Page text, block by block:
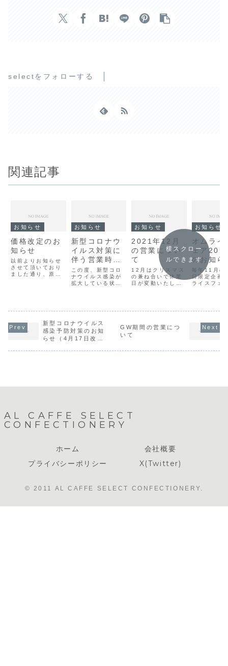
selectをフォローする
関連記事
お知らせ
価格改定のお
知らせ
以前よりお知らせ
させて頂いており
ました通り、原材
ページのケーキ紹
介ページよりご確
認ください。ラン
チメニュー・常時
お知らせ
新型コロナウ
イルス対策に
伴う営業時間
変更等のお知
らせ
この度、新型コロ
ナウイルス感染が
拡大している状況
ご飲食をPM6:00
す。また店内は席
数を減らして営業
しております。ス
タッフもマスク着
用での接客となり
お知らせ
2021年12月
の営業につい
て
12月はクリスマス
の兼ね合いで休業
日が変動いたしま
覧ください。店休
（水）・23日
（木）26日（日）
25日（土）はテイ
お知らせ
オムライ
ェア
のお知ら
毎年11月の
日限定企画
ライスフェ
らせをご覧
横スクロー
ルできます
新型コロナウイルス
感染予防対策のお知
らせ（4月17日改訂
GW期間の営業につ
いて
AL CAFFE SELECT
CONFECTIONERY
ホーム
会社概要
プライバシーポリシー
X(Twitter)
© 2011 AL CAFFE SELECT CONFECTIONERY.